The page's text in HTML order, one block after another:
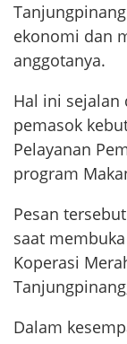
ekonomi dan
anggotanya.
Hal ini sejalan
pemasok
Pelayanan
program
Pesan
saat
Koperasi
Dalam